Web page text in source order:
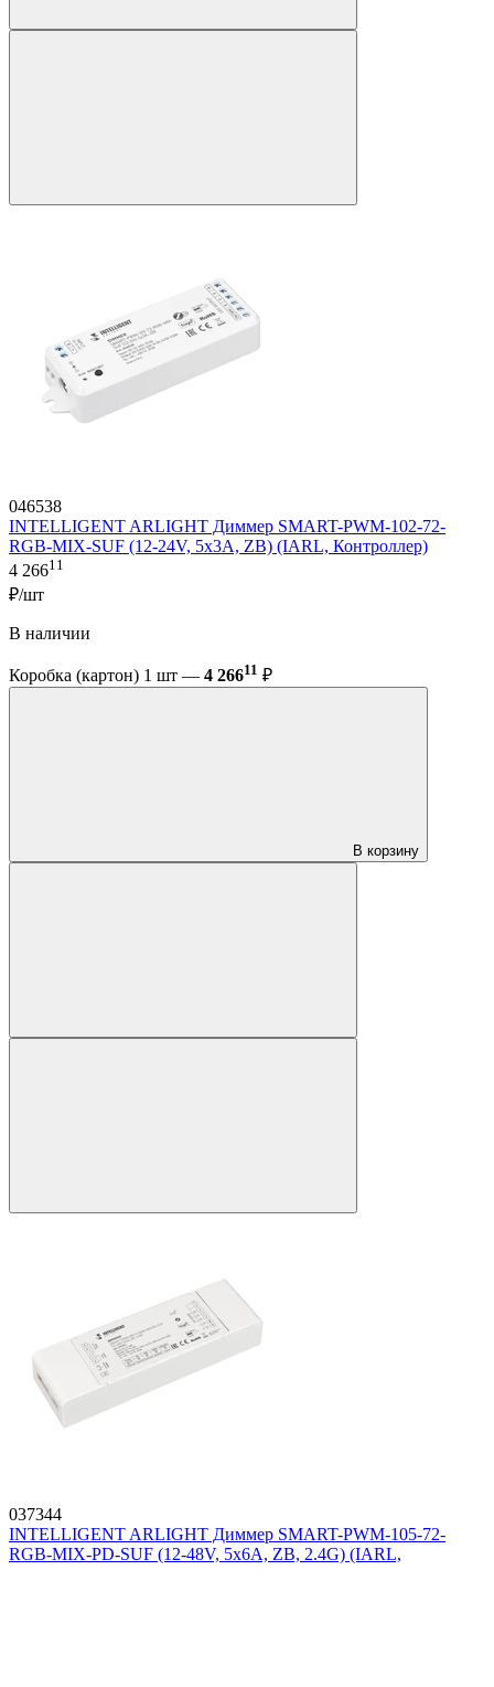
046538
INTELLIGENT ARLIGHT Диммер SMART-PWM-102-72-
RGB-MIX-SUF (12-24V, 5x3A, ZB) (IARL, Контроллер)
4 26611
₽/шт
В наличии
Коробка (картон) 1 шт — 4 26611 ₽
В корзину
037344
INTELLIGENT ARLIGHT Диммер SMART-PWM-105-72-
RGB-MIX-PD-SUF (12-48V, 5x6A, ZB, 2.4G) (IARL,